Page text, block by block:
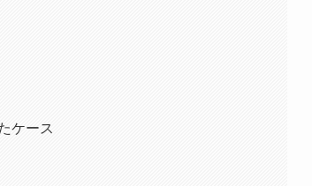
ケース